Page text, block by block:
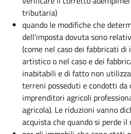
tributaria)
quando le modifiche che
dell'imposta dovuta sono
(come nel caso dei fabbricati
artistico o nel caso e dei
inabitabili e di fatto non
terreni posseduti e condotti
imprenditori agricoli
agricola). Le riduzioni vanno
acquista che quando si perde